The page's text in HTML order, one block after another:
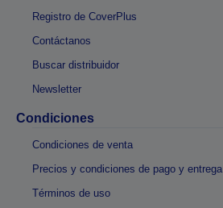
Registro de CoverPlus
Contáctanos
Buscar distribuidor
Newsletter
Condiciones
Condiciones de venta
Precios y condiciones de pago y entrega
Términos de uso